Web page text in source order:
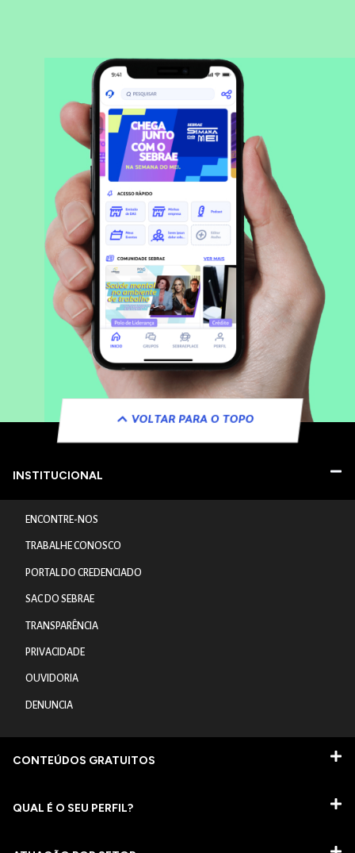
VOLTAR PARA O TOPO
INSTITUCIONAL
ENCONTRE-NOS
TRABALHE CONOSCO
PORTAL DO CREDENCIADO
SAC DO SEBRAE
TRANSPARÊNCIA
PRIVACIDADE
OUVIDORIA
DENUNCIA
CONTEÚDOS GRATUITOS
QUAL É O SEU PERFIL?